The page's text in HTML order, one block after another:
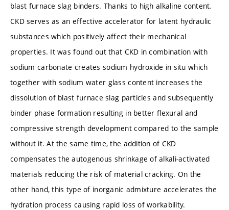
blast furnace slag binders. Thanks to high alkaline content,
CKD serves as an effective accelerator for latent hydraulic
substances which positively affect their mechanical
properties. It was found out that CKD in combination with
sodium carbonate creates sodium hydroxide in situ which
together with sodium water glass content increases the
dissolution of blast furnace slag particles and subsequently
binder phase formation resulting in better flexural and
compressive strength development compared to the sample
without it. At the same time, the addition of CKD
compensates the autogenous shrinkage of alkali-activated
materials reducing the risk of material cracking. On the
other hand, this type of inorganic admixture accelerates the
hydration process causing rapid loss of workability.